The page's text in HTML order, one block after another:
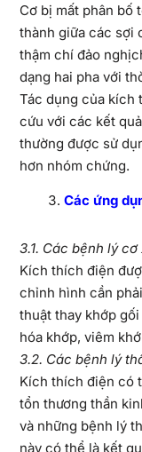
Cơ bị mất phân bố
thành giữa các sợi
thậm chí đảo
dạng hai pha với
Tác dụng của kích
cứu với các kết
thường được sử
hơn nhóm chứng.
Các ứng
3.1. Các bệnh lý
Kích thích điện
chỉnh hình cần
thuật thay khớp
hóa khớp, viêm
3.2. Các bệnh lý
Kích thích điện có
tổn thương thần
và những bệnh lý
này có thể là kết